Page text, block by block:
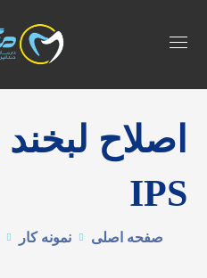
اصلاح
IPS
صفحه اصلی نمونه کار